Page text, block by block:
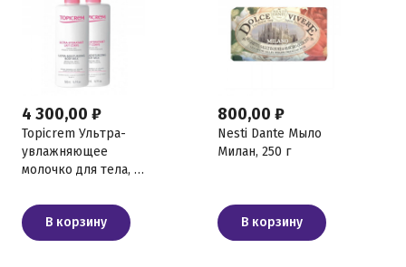
4 300,00 ₽
Topicrem Ультра-
увлажняющее
молочко для тела, 2
В корзину
800,00 ₽
Nesti Dante Mыло
Милан, 250 г
В корзину